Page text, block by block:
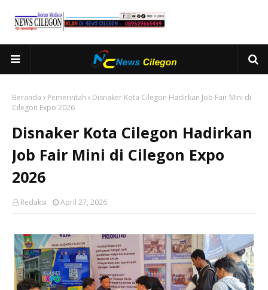
Beranda Pemerintah
Disnaker Kota Cilegon Hadirkan Job Fair Mini di
Cilegon Expo 2026
Disnaker Kota Cilegon Hadirkan
Job Fair Mini di Cilegon Expo
2026
Redaksi April 27, 2026